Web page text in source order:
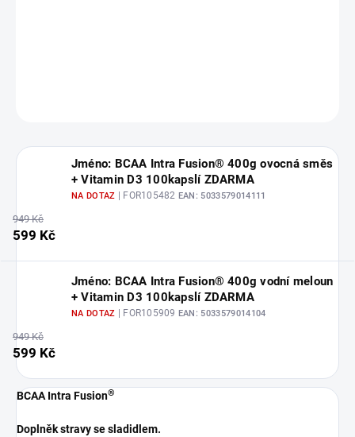
Jméno: BCAA Intra Fusion® 400g ovocná směs
+ Vitamin D3 100kapslí ZDARMA
NA DOTAZ | FOR105482 EAN: 5033579014111
949 Kč
599 Kč
Jméno: BCAA Intra Fusion® 400g vodní meloun
+ Vitamin D3 100kapslí ZDARMA
NA DOTAZ | FOR105909 EAN: 5033579014104
949 Kč
599 Kč
BCAA Intra Fusion®
Doplněk stravy se sladidlem.